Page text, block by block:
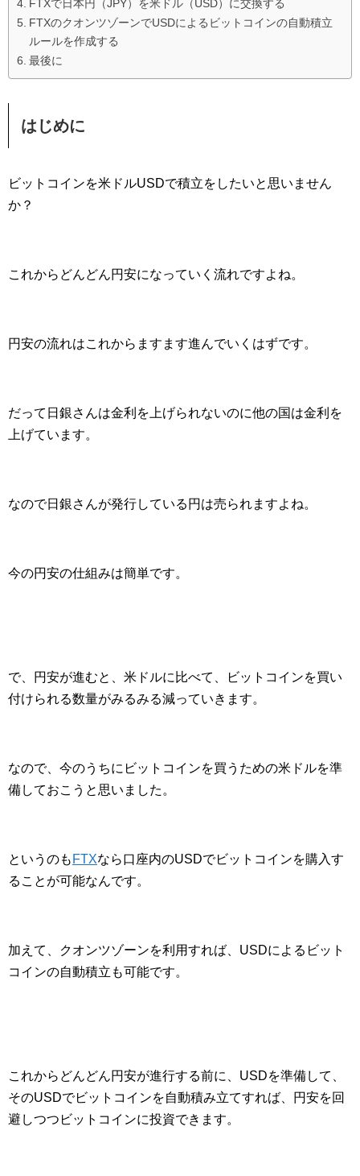
FTXで日本円（JPY）を米ドル（USD）に交換する
FTXのクオンツゾーンでUSDによるビットコインの自動積立
ルールを作成する
最後に
はじめに
ビットコインを米ドルUSDで積立をしたいと思いません
か？
これからどんどん円安になっていく流れですよね。
円安の流れはこれからますます進んでいくはずです。
だって日銀さんは金利を上げられないのに他の国は金利を
上げています。
なので日銀さんが発行している円は売られますよね。
今の円安の仕組みは簡単です。
で、円安が進むと、米ドルに比べて、ビットコインを買い
付けられる数量がみるみる減っていきます。
なので、今のうちにビットコインを買うための米ドルを準
備しておこうと思いました。
というのも FTXなら口座内のUSDでビットコインを購入す
ることが可能なんです。
加えて、クオンツゾーンを利用すれば、USDによるビット
コインの自動積立も可能です。
これからどんどん円安が進行する前に、USDを準備して、
そのUSDでビットコインを自動積み立てすれば、円安を回
避しつつビットコインに投資できます。